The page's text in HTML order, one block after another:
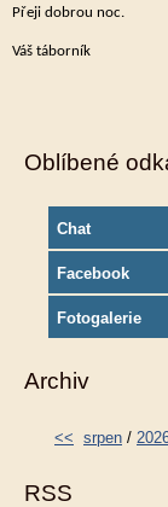
Přeji dobrou noc.
Váš táborník
Oblíbené
Chat
Facebook
Fotogalerie
Archiv
<< srpen /
RSS